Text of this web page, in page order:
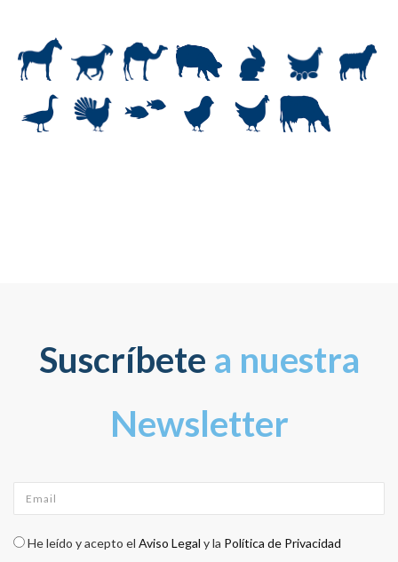
Suscríbete a nuestra
Newsletter
Check legal*
He leído y acepto el Aviso Legal y la Política de Privacidad